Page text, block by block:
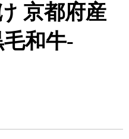
京都府産
和牛-